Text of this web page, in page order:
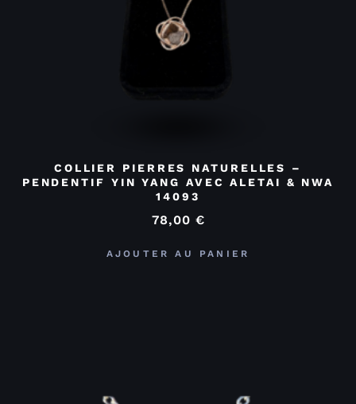
COLLIER PIERRES NATURELLES –
PENDENTIF YIN YANG AVEC ALETAI & NWA
14093
78,00 €
AJOUTER AU PANIER